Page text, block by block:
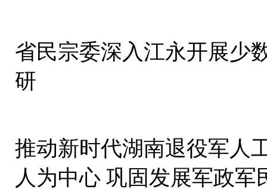
省民宗委深入江永开展少
研
推动新时代湖南退役军人
人为中心 巩固发展军政军